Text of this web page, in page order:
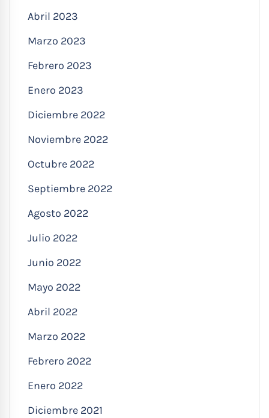
Abril 2023
Marzo 2023
Febrero 2023
Enero 2023
Diciembre 2022
Noviembre 2022
Octubre 2022
Septiembre 2022
Agosto 2022
Julio 2022
Junio 2022
Mayo 2022
Abril 2022
Marzo 2022
Febrero 2022
Enero 2022
Diciembre 2021